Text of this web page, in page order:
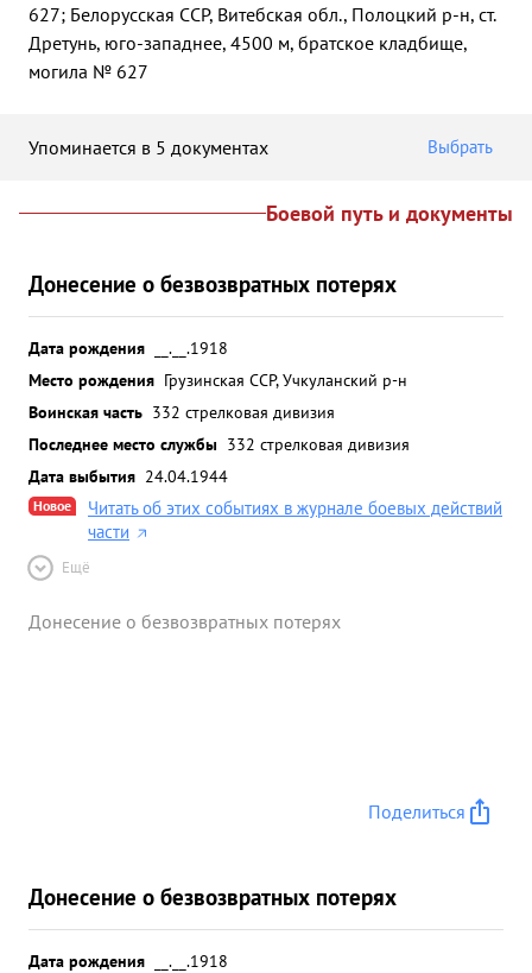
627; Белорусская ССР, Витебская обл., Полоцкий р-н, ст.
Дретунь, юго-западнее, 4500 м, братское кладбище,
могила № 627
Упоминается в 5 документах Выбрать
Боевой путь и документы
Донесение о безвозвратных потерях
Дата рождения
__.__.1918
Место рождения Грузинская ССР, Учкуланский р-н
Воинская часть 332 стрелковая дивизия
Последнее место службы 332 стрелковая дивизия
Дата выбытия 24.04.1944
Новое
Читать об этих событиях в журнале боевых действий
части
Ещё
Донесение о безвозвратных потерях
Поделиться
Донесение о безвозвратных потерях
Дата рождения __.__.1918